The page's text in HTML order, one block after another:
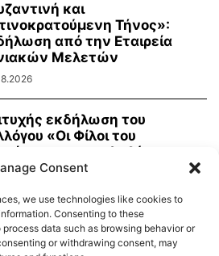
και
Τήνος»:
από την Εταιρεία
Μελετών
εκδήλωση του
«Οι Φίλοι του
με κουκλοθέατρο
Consent
we use technologies like cookies to
Consenting to these
data such as browsing behavior or
or withdrawing consent, may